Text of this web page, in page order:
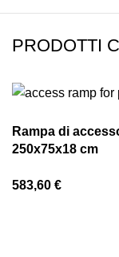
PRODOTTI
Rampa di
250x75x18 cm
583,60 €